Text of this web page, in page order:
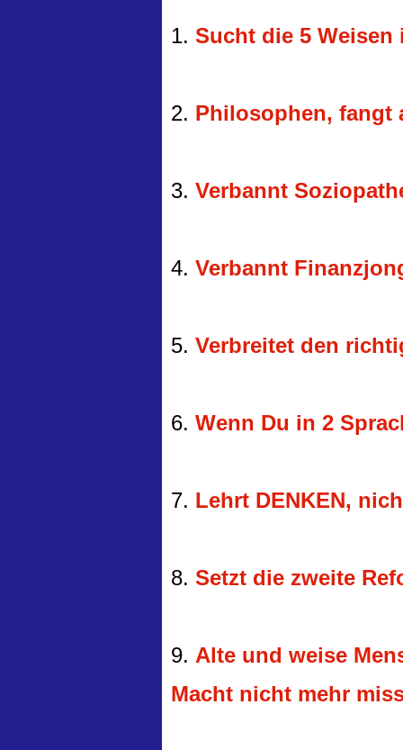
1. Sucht die 5 Weisen
2. Philosophen, fangt
3. Verbannt
4. Verbannt
5. Verbreitet den
6. Wenn Du in 2
7. Lehrt DENKEN,
8. Setzt die zweite
9. Alte und weise
Macht nicht mehr